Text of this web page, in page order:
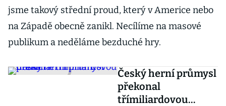
jsme takový střední proud, který v Americe nebo
na Západě obecně zanikl. Necílíme na masové
publikum a neděláme bezduché hry.
Český herní průmysl
překonal
třímiliardovou